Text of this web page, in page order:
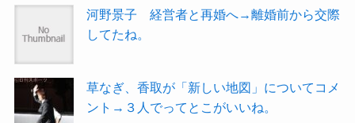
河野景子 経営者と再婚へ→離婚前から交際
してたね。
草なぎ、香取が「新しい地図」についてコメ
ント→３人でってとこがいいね。